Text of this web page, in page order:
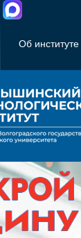
Об институте